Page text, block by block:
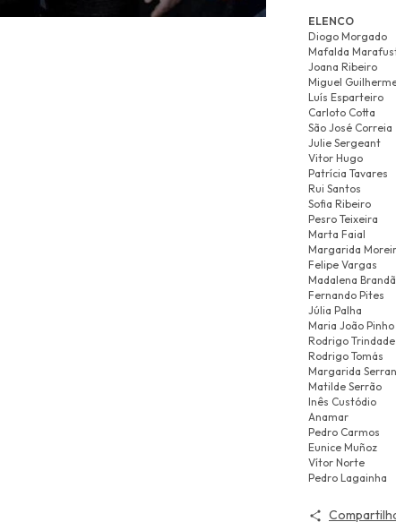
ELENCO
Diogo Morgado
Mafalda
Joana Ribeiro
Miguel
Luís Esparteiro
Carloto Cotta
São José Correia
Julie Sergeant
Vitor Hugo
Patrícia Tavares
Rui Santos
Sofia Ribeiro
Pesro Teixeira
Marta Faial
Margarida
Felipe Vargas
Madalena
Fernando Pites
Júlia Palha
Maria João Pinho
Rodrigo Trindade
Rodrigo Tomás
Margarida
Matilde Serrão
Inês Custódio
Anamar
Pedro Carmos
Eunice Muñoz
Vítor Norte
Pedro Lagainha